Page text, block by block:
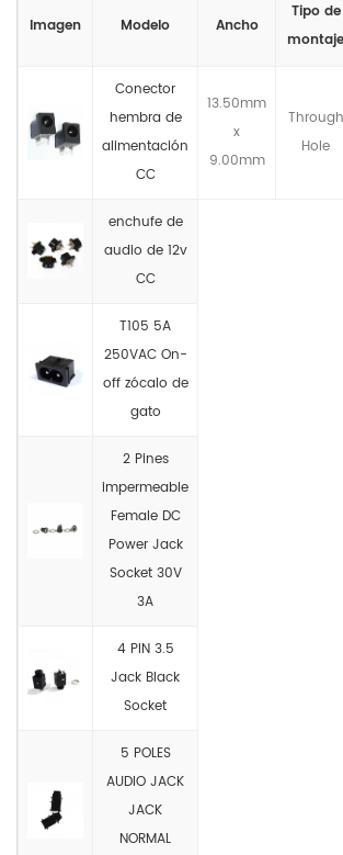
Imagen Modelo Ancho
Tipo de
montaje
Conector
hembra de
alimentación
CC
13.50mm
x
9.00mm
Through
Hole
enchufe de
audio de 12v
CC
T105 5A
250VAC On-
off zócalo de
gato
2 Pines
impermeable
Female DC
Power Jack
Socket 30V
3A
4 PIN 3.5
Jack Black
Socket
5 POLES
AUDIO JACK
JACK
NORMAL